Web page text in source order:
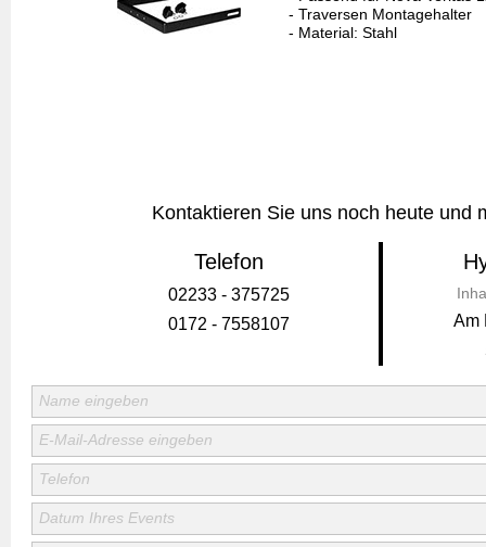
Kontaktieren Sie uns noch heute und
Telefon
02233 - 375725
0172 - 7558107
Am
Name eingeben
E-Mail-Adresse eingeben
Telefon
Datum Ihres Events